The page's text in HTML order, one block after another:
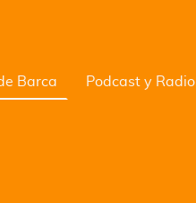
Barca Podcast y Radio